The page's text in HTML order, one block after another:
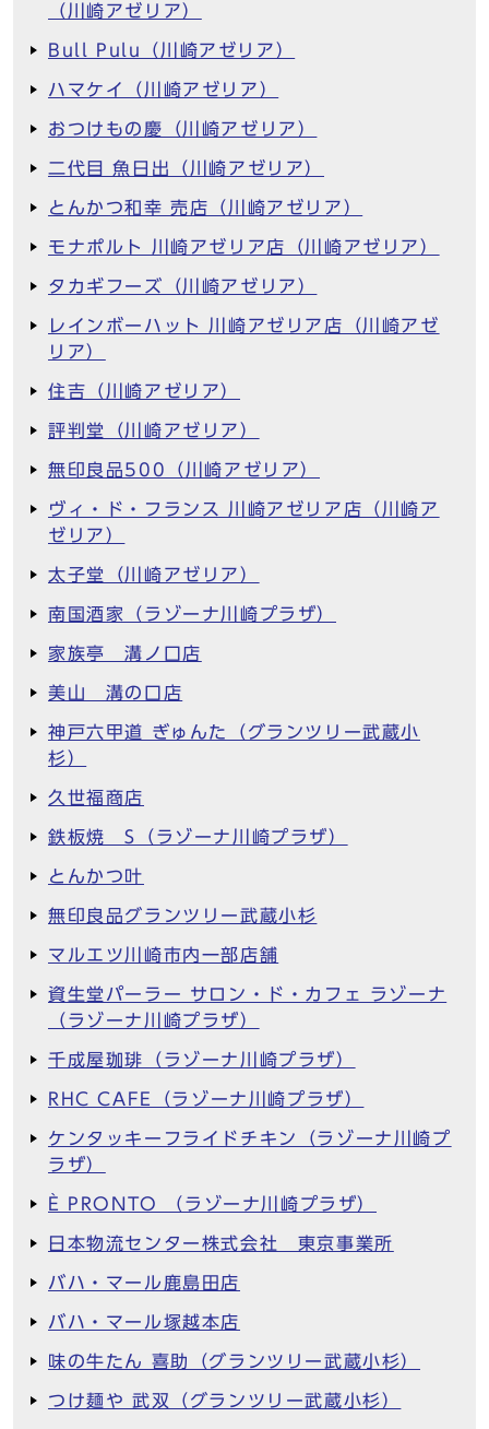
（川崎アゼリア）
Bull Pulu（川崎アゼリア）
ハマケイ（川崎アゼリア）
おつけもの慶（川崎アゼリア）
二代目 魚日出（川崎アゼリア）
とんかつ和幸 売店（川崎アゼリア）
モナポルト 川崎アゼリア店（川崎アゼリア）
タカギフーズ（川崎アゼリア）
レインボーハット 川崎アゼリア店（川崎アゼ
リア）
住吉（川崎アゼリア）
評判堂（川崎アゼリア）
無印良品500（川崎アゼリア）
ヴィ・ド・フランス 川崎アゼリア店（川崎ア
ゼリア）
太子堂（川崎アゼリア）
南国酒家（ラゾーナ川崎プラザ）
家族亭 溝ノ口店
美山 溝の口店
神戸六甲道 ぎゅんた（グランツリー武蔵小
杉）
久世福商店
鉄板焼 S（ラゾーナ川崎プラザ）
とんかつ叶
無印良品グランツリー武蔵小杉
マルエツ川崎市内一部店舗
資生堂パーラー サロン・ド・カフェ ラゾーナ
（ラゾーナ川崎プラザ）
千成屋珈琲（ラゾーナ川崎プラザ）
RHC CAFE（ラゾーナ川崎プラザ）
ケンタッキーフライドチキン（ラゾーナ川崎プ
ラザ）
È PRONTO （ラゾーナ川崎プラザ）
日本物流センター株式会社 東京事業所
バハ・マール鹿島田店
バハ・マール塚越本店
味の牛たん 喜助（グランツリー武蔵小杉）
つけ麺や 武双（グランツリー武蔵小杉）